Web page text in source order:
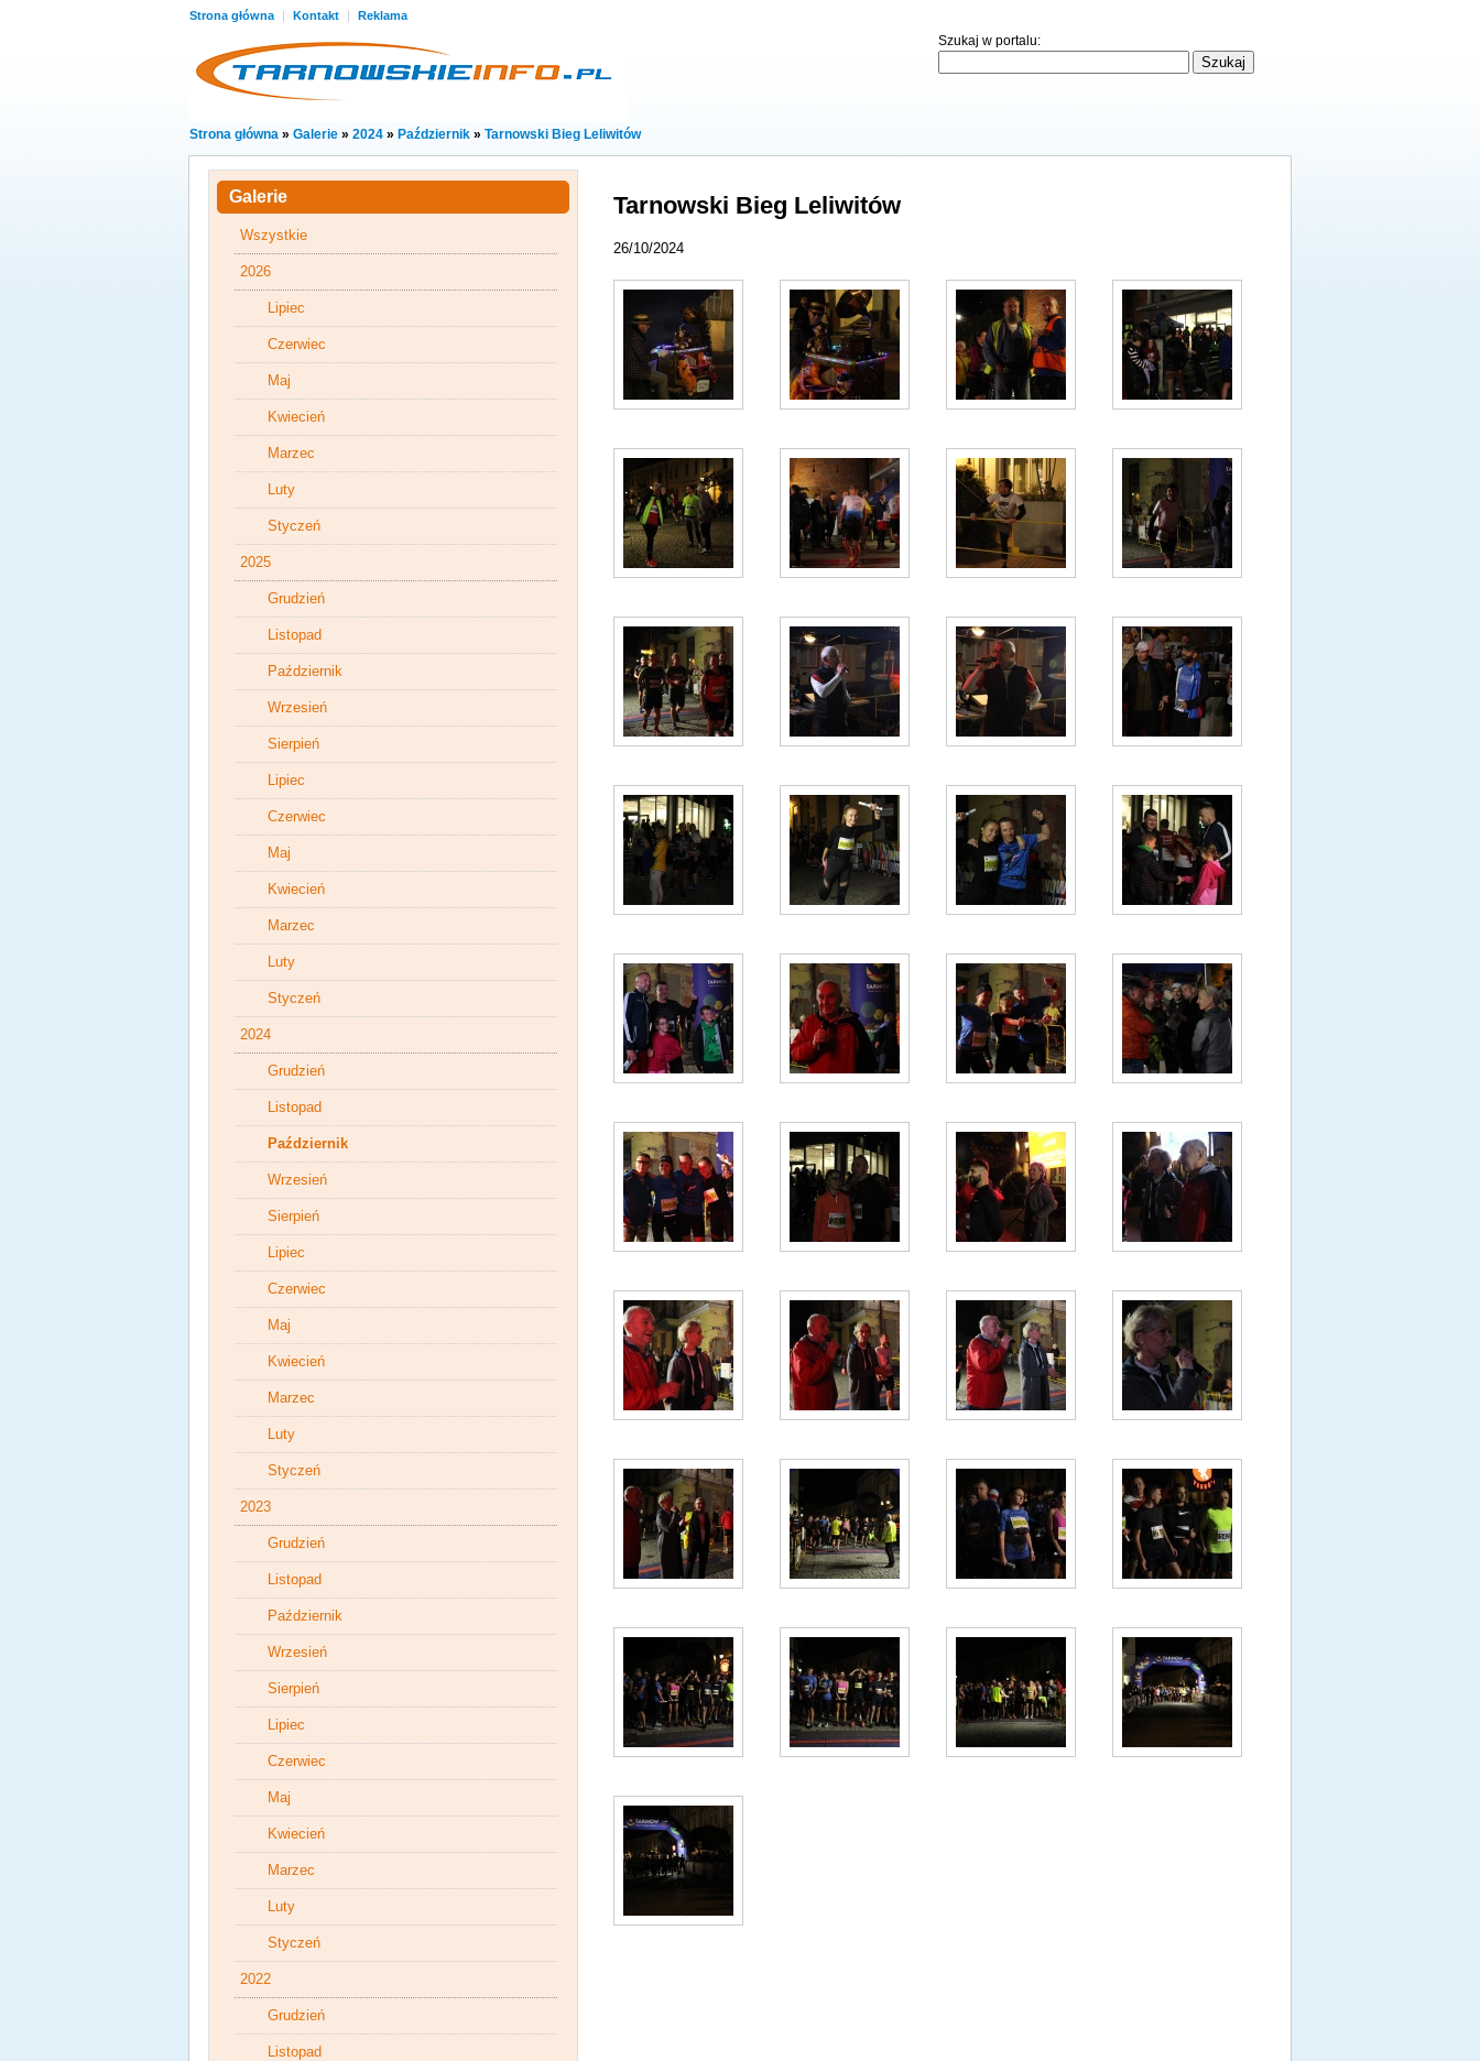
Strona główna | Kontakt | Reklama
Szukaj w portalu:
Strona główna » Galerie » 2024 » Październik » Tarnowski Bieg Leliwitów
Tarnowski Bieg Leliwitów
26/10/2024
Galerie
Wszystkie
2026
Lipiec
Czerwiec
Maj
Kwiecień
Marzec
Luty
Styczeń
2025
Grudzień
Listopad
Październik
Wrzesień
Sierpień
Lipiec
Czerwiec
Maj
Kwiecień
Marzec
Luty
Styczeń
2024
Grudzień
Listopad
Październik
Wrzesień
Sierpień
Lipiec
Czerwiec
Maj
Kwiecień
Marzec
Luty
Styczeń
2023
Grudzień
Listopad
Październik
Wrzesień
Sierpień
Lipiec
Czerwiec
Maj
Kwiecień
Marzec
Luty
Styczeń
2022
Grudzień
Listopad